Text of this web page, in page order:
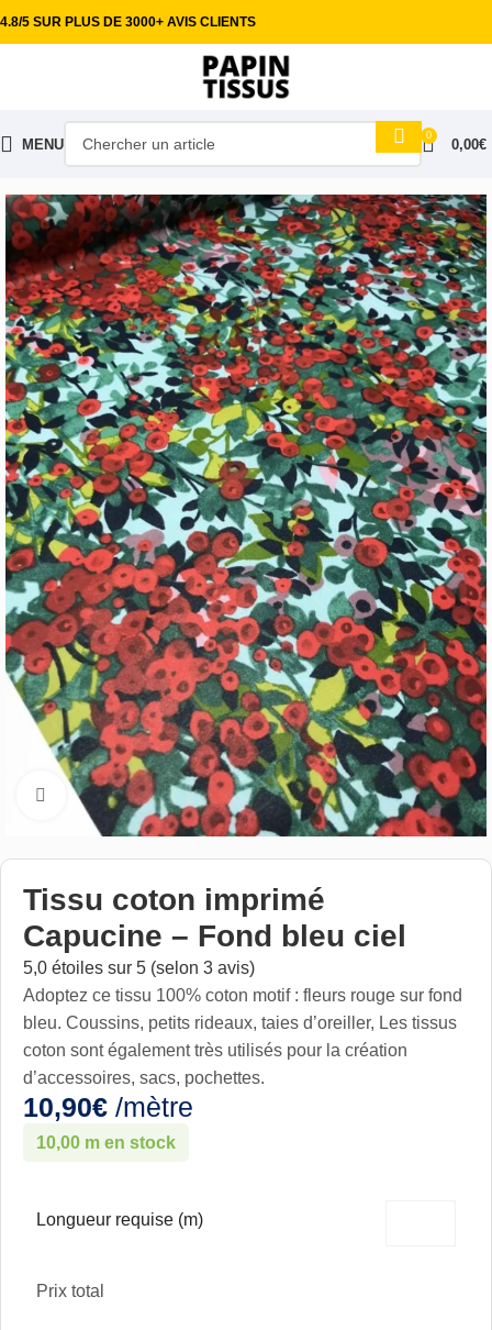
4.8/5 SUR PLUS DE 3000+ AVIS CLIENTS
MENU
0
0,00€
Cliquez pour aggrandir
Tissu coton imprimé
Capucine – Fond bleu ciel
5,0 étoiles sur 5 (selon 3 avis)
Adoptez ce tissu 100% coton motif : fleurs rouge sur fond
bleu. Coussins, petits rideaux, taies d’oreiller, Les tissus
coton sont également très utilisés pour la création
d’accessoires, sacs, pochettes.
10,90€ /mètre
10,00 m en stock
Longueur requise (m)
Prix total